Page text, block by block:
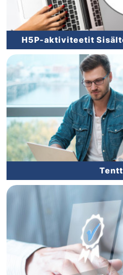
H5P-aktiviteetit